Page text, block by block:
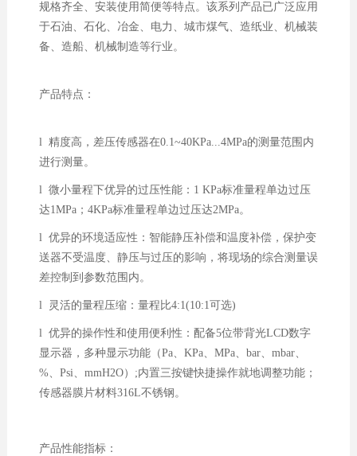
规格齐全、安装使用简便等特点。该系列产品已广泛应用
于石油、石化、冶金、电力、城市煤气、造纸业、机械装
备、造船、机械制造等行业。
产品特点：
l 精度高，差压传感器在0.1~40KPa...4MPa的测量范围内
进行测量。
l 微小量程下优异的过压性能：1 KPa标准量程单边过压
达1MPa；4KPa标准量程单边过压达2MPa。
l 优异的环境适应性：智能静压补偿和温度补偿，保护变
送器不受温度、静压与过压的影响，将现场的综合测量误
差控制到参数范围内。
l 灵活的量程压缩：量程比4:1(10:1可选)
l 优异的操作性和使用便利性：配备5位带背光LCD数字
显示器，多种显示功能（Pa、KPa、MPa、bar、mbar、
%、Psi、mmH2O）;内置三按键快捷操作就地调整功能；
传感器膜片材料316L不锈钢。
产品性能指标：